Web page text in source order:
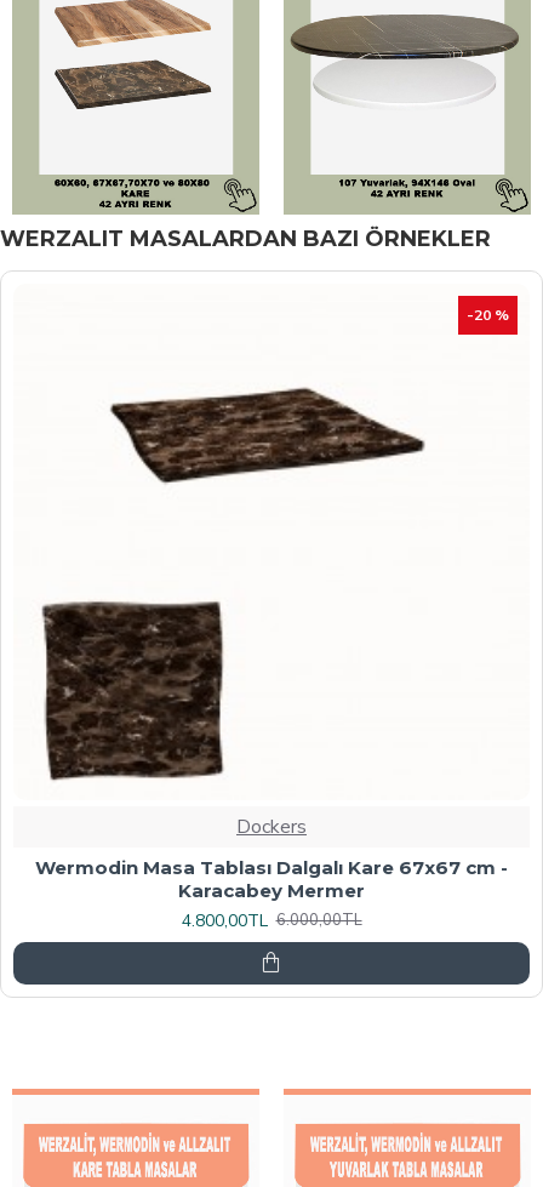
WERZALIT MASALARDAN BAZI ÖRNEKLER
İNDIRIM
Dockers
Werzalit, Allzalit veya Wermodin Masa Tablası
70X120 - Afyon Mermer
6.080,00TL 7.600,00TL